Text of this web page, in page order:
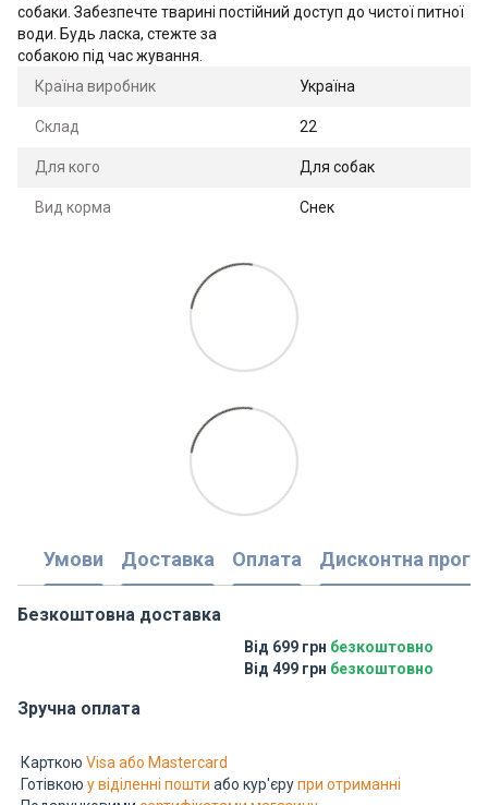
собаки. Забезпечте тварині постійний доступ до чистої питної
води. Будь ласка, стежте за
собакою під час жування.
Країна виробник
Україна
Склад 22
Для кого Для собак
Вид корма Снек
Умови Доставка Оплата Дисконтна
Безкоштовна доставка
Від 699 грн безкоштовно
Від 499 грн безкоштовно
Зручна оплата
Карткою Visa або Mastercard
Готівкою у віділенні пошти або кур'єрупри отриманні